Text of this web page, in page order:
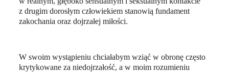
z drugim dorosłym człowiekiem stanowią fundament
zakochania oraz dojrzałej miłości.
W swoim wystąpieniu chciałabym wziąć w obronę często
krytykowane za niedojrzałość, a w moim rozumieniu